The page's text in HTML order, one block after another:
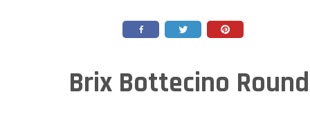
Brix Bottecino